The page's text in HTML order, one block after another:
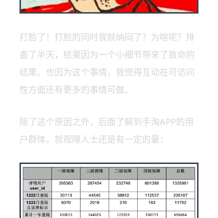
打脸了！打脸的同时我就纳闷了？为啥呢？排
查了半天，结果因为一个小细节带来了致命的
结果。也因为这个事情，我觉得互动在可访问
性方面还有更多的事情可做。
除了这个原因之外，后面了解到手淘APP的用
户群体，就视障人士还是有一定的量：